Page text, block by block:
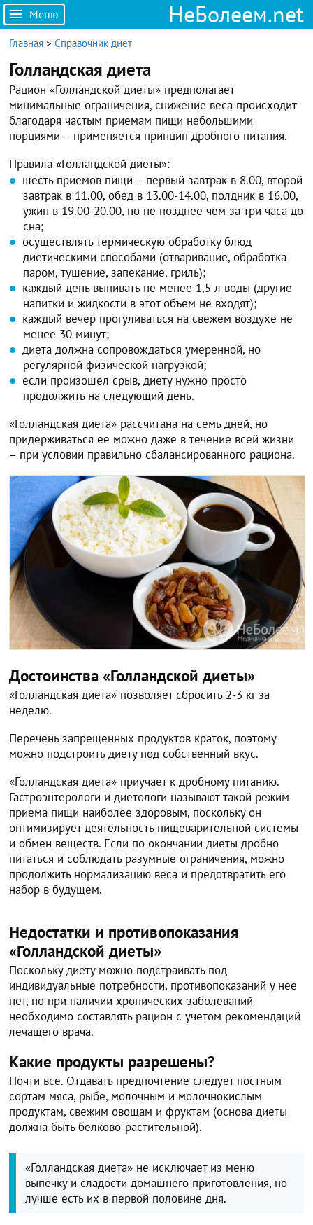
Меню НеБолеем.net
Главная >Справочник диет
Голландская диета
Рацион «Голландской диеты» предполагает
минимальные ограничения, снижение веса происходит
благодаря частым приемам пищи небольшими
порциями – применяется принцип дробного питания.
Правила «Голландской диеты»:
шесть приемов пищи – первый завтрак в 8.00, второй
завтрак в 11.00, обед в 13.00-14.00, полдник в 16.00,
ужин в 19.00-20.00, но не позднее чем за три часа до
сна;
осуществлять термическую обработку блюд
диетическими способами (отваривание, обработка
паром, тушение, запекание, гриль);
каждый день выпивать не менее 1,5 л воды (другие
напитки и жидкости в этот объем не входят);
каждый вечер прогуливаться на свежем воздухе не
менее 30 минут;
диета должна сопровождаться умеренной, но
регулярной физической нагрузкой;
если произошел срыв, диету нужно просто
продолжить на следующий день.
«Голландская диета» рассчитана на семь дней, но
придерживаться ее можно даже в течение всей жизни
– при условии правильно сбалансированного рациона.
Достоинства «Голландской диеты»
«Голландская диета» позволяет сбросить 2-3 кг за
неделю.
Перечень запрещенных продуктов краток, поэтому
можно подстроить диету под собственный вкус.
«Голландская диета» приучает к дробному питанию.
Гастроэнтерологи и диетологи называют такой режим
приема пищи наиболее здоровым, поскольку он
оптимизирует деятельность пищеварительной системы
и обмен веществ. Если по окончании диеты дробно
питаться и соблюдать разумные ограничения, можно
продолжить нормализацию веса и предотвратить его
набор в будущем.
Недостатки и противопоказания
«Голландской диеты»
Поскольку диету можно подстраивать под
индивидуальные потребности, противопоказаний у нее
нет, но при наличии хронических заболеваний
необходимо составлять рацион с учетом рекомендаций
лечащего врача.
Какие продукты разрешены?
Почти все. Отдавать предпочтение следует постным
сортам мяса, рыбе, молочным и молочнокислым
продуктам, свежим овощам и фруктам (основа диеты
должна быть белково-растительной).
«Голландская диета» не исключает из меню
выпечку и сладости домашнего приготовления, но
лучше есть их в первой половине дня.